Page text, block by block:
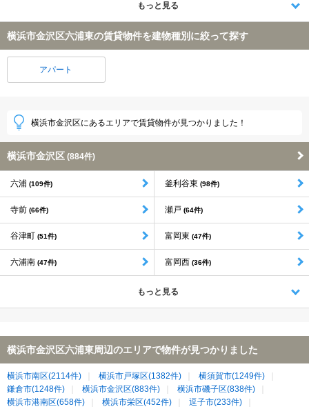
もっと見る
横浜市金沢区六浦東の賃貸物件を建物種別に絞って探す
アパート
横浜市金沢区にあるエリアで賃貸物件が見つかりました！
横浜市金沢区 (884件)
六浦 (109件) 釜利谷東 (98件)
寺前 (66件) 瀬戸 (64件)
谷津町 (51件) 富岡東 (47件)
六浦南 (47件) 富岡西 (36件)
もっと見る
横浜市金沢区六浦東周辺のエリアで物件が見つかりました
横浜市南区(2114件) 横浜市戸塚区(1382件)
横須賀市(1249件)
鎌倉市(1248件)
横浜市金沢区(883件)
横浜市磯子区(838件)
横浜市港南区(658件)
横浜市栄区(452件)
逗子市(233件)